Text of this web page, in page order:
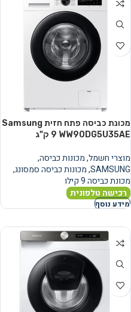
מכונת כביסה פתח חזית Samsung
WW90DG5U35AE ‏9 ‏ק"ג
מוצרי חשמל,מכונות כביסה,
SAMSUNG
,מכונות כביסה סמסונג,
מכונת כביסה 9 קילו
רכישה טלפונית
מידע נוסף